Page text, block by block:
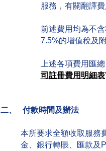
服務，有關翻譯
前述費用均為不
7.5%的增值稅及
上述各項費用匯
司註冊費用明細表
二、 付款時間及辦法
本所要求全額收取服務
金、銀行轉賬、匯款及